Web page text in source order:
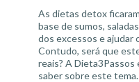
As dietas detox
base de sumos,
dos excessos e ajudar
Contudo, será que
reais? A Dieta3Passos
saber sobre este tema.